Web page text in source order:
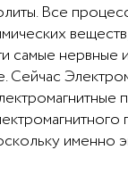
Все
самые
именно